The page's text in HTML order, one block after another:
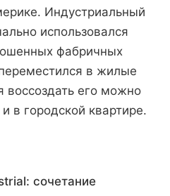
Индустриальный
использовался
фабричных
в жилые
воссоздать его можно
в городской квартире.
сочетание